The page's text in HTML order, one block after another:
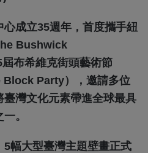
成立35週年，首度攜手紐
Bushwick
布希維克街頭藝術節
Party），邀請多位
灣文化元素帶進全球最具
。
5幅大型臺灣主題壁畫正式